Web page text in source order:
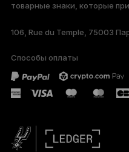
TÜRKÇE
DEUTSCH
PORTUGUÊS
简体中文
한국어
товарные знаки, которые
106, Rue du Temple, 75003
Способы оплаты